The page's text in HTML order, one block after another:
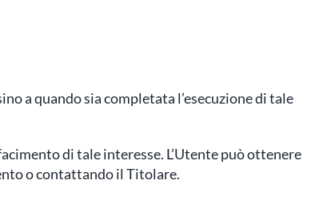
a quando sia completata l’esecuzione di tale
di tale interesse. L’Utente può ottenere
o contattando il Titolare.